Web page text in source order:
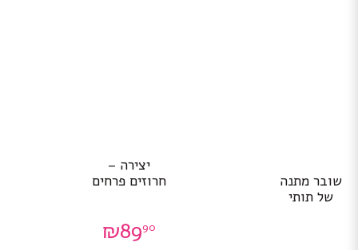
שובר מתנה
של תותי
יצירה –
חרוזים פרחים
₪8990